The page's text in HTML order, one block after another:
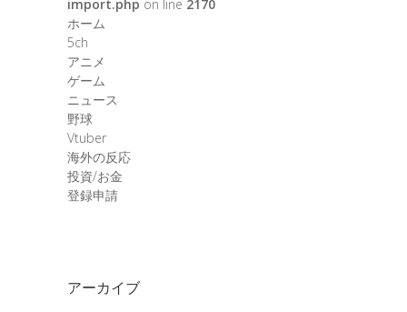
import.php on line 2170
ホーム
5ch
アニメ
ゲーム
ニュース
野球
Vtuber
海外の反応
投資/お金
登録申請
アーカイブ